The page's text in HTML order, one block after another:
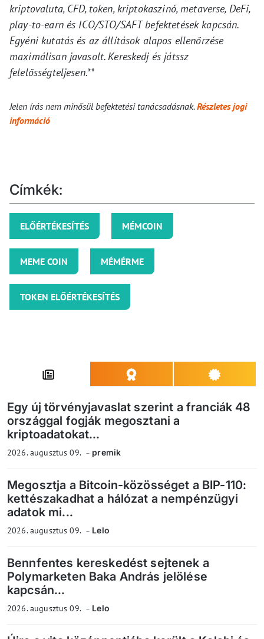
kriptovaluta, CFD, token, kriptokaszinó, metaverse, DeFi,
play-to-earn és ICO/STO/SAFT befektetések kapcsán.
Egyéni kutatás és az állítások alapos ellenőrzése
maximálisan javasolt. Kereskedj és játssz
felelősségteljesen.**
Jelen írás nem minősül befektetési tanácsadásnak.Részletes jogi
információ
Címkék:
ELŐÉRTÉKESÍTÉS MÉMCOIN
MEME COIN MÉMÉRME
TOKEN ELŐÉRTÉKESÍTÉS
Egy új törvényjavaslat szerint a franciák 48
országgal fogják megosztani a
kriptoadatokat...
2026. augusztus 09. premik
Megosztja a Bitcoin-közösséget a BIP-110:
kettészakadhat a hálózat a nempénzügyi
adatok mi...
2026. augusztus 09. Lelo
Bennfentes kereskedést sejtenek a
Polymarketen Baka András jelölése
kapcsán...
2026. augusztus 09. Lelo